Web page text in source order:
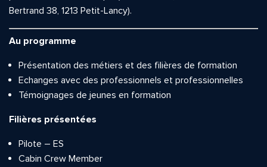
Bertrand 38, 1213 Petit-Lancy).
Au programme
Présentation des métiers et des filières de formation
Echanges avec des professionnels et professionnelles
Témoignages de jeunes en formation
Filières présentées
Pilote – ES
Cabin Crew Member